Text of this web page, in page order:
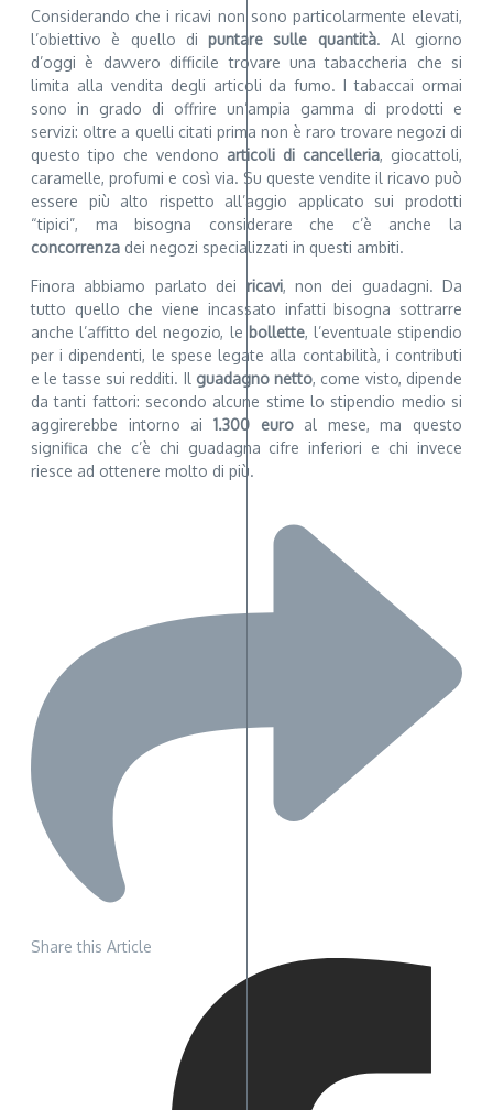
Considerando che i ricavi non sono particolarmente elevati,
l’obiettivo è quello di puntare sulle quantità. Al giorno
d’oggi è davvero difficile trovare una tabaccheria che si
limita alla vendita degli articoli da fumo. I tabaccai ormai
sono in grado di offrire un’ampia gamma di prodotti e
servizi: oltre a quelli citati prima non è raro trovare negozi di
questo tipo che vendono articoli di cancelleria, giocattoli,
caramelle, profumi e così via. Su queste vendite il ricavo può
essere più alto rispetto all’aggio applicato sui prodotti
“tipici”, ma bisogna considerare che c’è anche la
concorrenza dei negozi specializzati in questi ambiti.
Finora abbiamo parlato dei ricavi, non dei guadagni. Da
tutto quello che viene incassato infatti bisogna sottrarre
anche l’affitto del negozio, le bollette, l’eventuale stipendio
per i dipendenti, le spese legate alla contabilità, i contributi
e le tasse sui redditi. Il guadagno netto, come visto, dipende
da tanti fattori: secondo alcune stime lo stipendio medio si
aggirerebbe intorno ai 1.300 euroal mese, ma questo
significa che c’è chi guadagna cifre inferiori e chi invece
riesce ad ottenere molto di più.
Share this Article